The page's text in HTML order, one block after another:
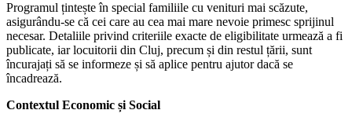
Programul țintește în special familiile cu venituri mai scăzute,
asigurându-se că cei care au cea mai mare nevoie primesc sprijinul
necesar. Detaliile privind criteriile exacte de eligibilitate urmează a fi
publicate, iar locuitorii din Cluj, precum și din restul țării, sunt
încurajați să se informeze și să aplice pentru ajutor dacă se
încadrează.
Contextul Economic și Social